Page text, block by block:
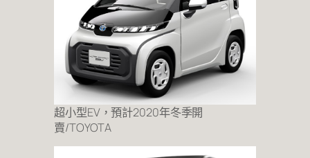
超小型EV，預計2020年冬季開
賣/TOYOTA